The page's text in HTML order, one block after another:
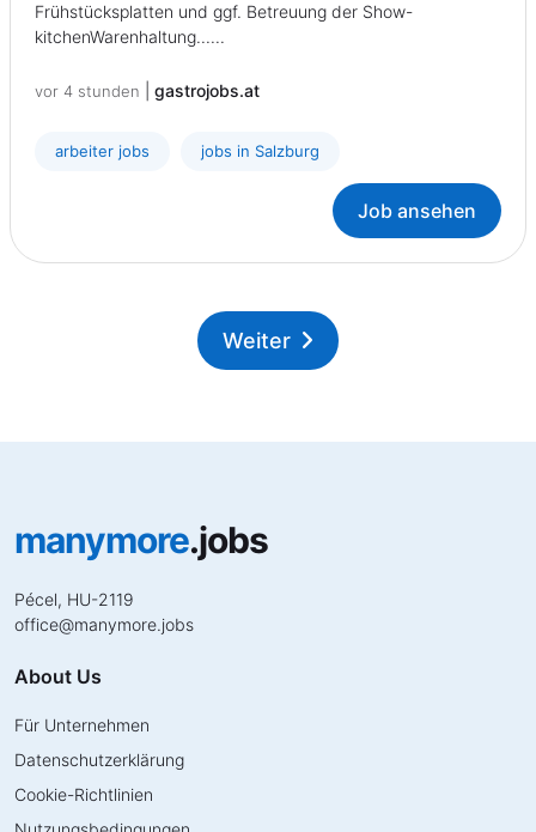
Frühstücksplatten und ggf. Betreuung der Show-
kitchenWarenhaltung......
vor 4 stunden gastrojobs.at
arbeiter jobs jobs in Salzburg
Job ansehen
Weiter
manymore.jobs
Pécel, HU-2119
office@manymore.jobs
About Us
Für Unternehmen
Datenschutzerklärung
Cookie-Richtlinien